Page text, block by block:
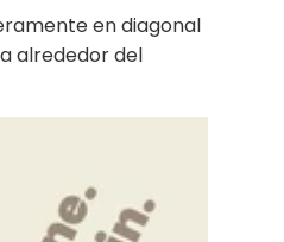
en diagonal
alrededor del